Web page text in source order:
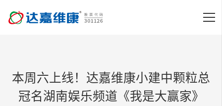
本周六上线！达嘉维康小建中颗粒总
冠名湖南娱乐频道《我是大赢家》